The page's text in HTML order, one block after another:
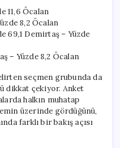
11,6 Öcalan
8,2 Öcalan
69,1 Demirtaş – Yüzde
– Yüzde 8,2 Öcalan
seçmen grubunda da
dikkat çekiyor. Anket
halkın muhatap
üzerinde gördüğünü,
farklı bir bakış açısı